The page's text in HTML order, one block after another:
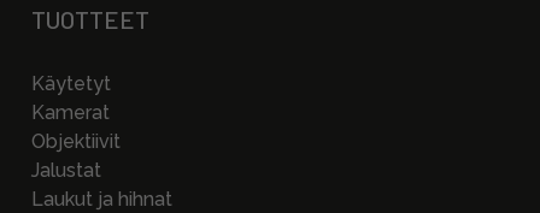
TUOTTEET
Käytetyt
Kamerat
Objektiivit
Jalustat
Laukut ja hihnat